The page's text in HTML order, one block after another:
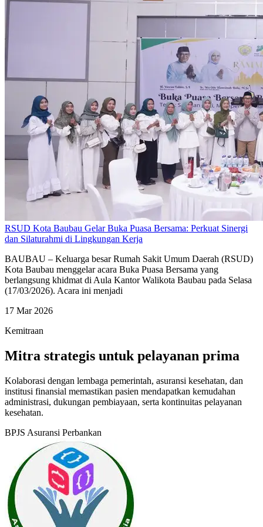
RSUD Kota Baubau Gelar Buka Puasa Bersama: Perkuat Sinergi
dan Silaturahmi di Lingkungan Kerja
BAUBAU – Keluarga besar Rumah Sakit Umum Daerah (RSUD)
Kota Baubau menggelar acara Buka Puasa Bersama yang
berlangsung khidmat di Aula Kantor Walikota Baubau pada Selasa
(17/03/2026). Acara ini menjadi
17 Mar 2026
Kemitraan
Mitra strategis untuk pelayanan prima
Kolaborasi dengan lembaga pemerintah, asuransi kesehatan, dan
institusi finansial memastikan pasien mendapatkan kemudahan
administrasi, dukungan pembiayaan, serta kontinuitas pelayanan
kesehatan.
BPJS Asuransi Perbankan